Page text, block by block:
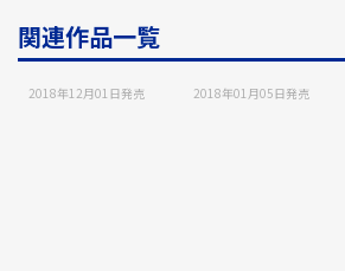
関連作品一覧
2018年12月01日発売 2018年01月05日発売